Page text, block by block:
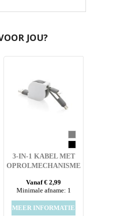
JOU?
3-IN-1 KABEL MET
OPROLMECHANISME
Vanaf € 2,99
Minimale afname: 1
MEER INFORMATIE